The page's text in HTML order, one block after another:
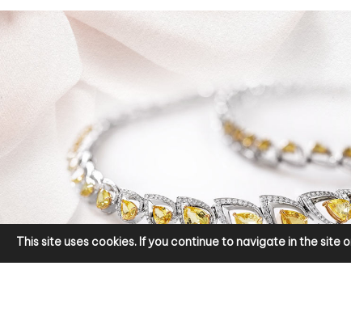
This site uses cookies. If you continue to navigate in the